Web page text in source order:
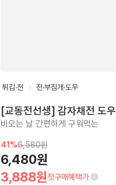
튀김·전 전·부침개·도우
[교동전선생] 감자채전 도우
비오는 날 간편하게 구워먹는
41 %6,580원
6,480원
3,888원첫구매혜택가